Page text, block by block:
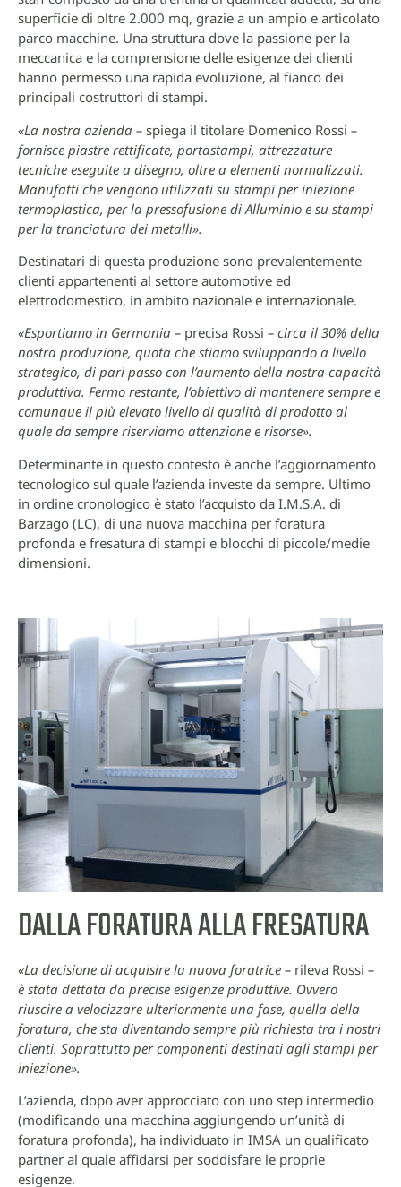
superficie di oltre 2.000 mq, grazie a un ampio e articolato
parco macchine. Una struttura dove la passione per la
meccanica e la comprensione delle esigenze dei clienti
hanno permesso una rapida evoluzione, al fianco dei
principali costruttori di stampi.
«La nostra azienda – spiega il titolare Domenico Rossi –
fornisce piastre rettificate, portastampi, attrezzature
tecniche eseguite a disegno, oltre a elementi normalizzati.
Manufatti che vengono utilizzati su stampi per iniezione
termoplastica, per la pressofusione di Alluminio e su stampi
per la tranciatura dei metalli».
Destinatari di questa produzione sono prevalentemente
clienti appartenenti al settore automotive ed
elettrodomestico, in ambito nazionale e internazionale.
«Esportiamo in Germania – precisa Rossi – circa il 30% della
nostra produzione, quota che stiamo sviluppando a livello
strategico, di pari passo con l’aumento della nostra capacità
produttiva. Fermo restante, l’obiettivo di mantenere sempre e
comunque il più elevato livello di qualità di prodotto al
quale da sempre riserviamo attenzione e risorse».
Determinante in questo contesto è anche l’aggiornamento
tecnologico sul quale l’azienda investe da sempre. Ultimo
in ordine cronologico è stato l’acquisto da I.M.S.A. di
Barzago (LC), di una nuova macchina per foratura
profonda e fresatura di stampi e blocchi di piccole/medie
dimensioni.
DALLA FORATURA ALLA FRESATURA
«La decisione di acquisire la nuova foratrice – rileva Rossi –
è stata dettata da precise esigenze produttive. Ovvero
riuscire a velocizzare ulteriormente una fase, quella della
foratura, che sta diventando sempre più richiesta tra i nostri
clienti. Soprattutto per componenti destinati agli stampi per
iniezione».
L’azienda, dopo aver approcciato con uno step intermedio
(modificando una macchina aggiungendo un’unità di
foratura profonda), ha individuato in IMSA un qualificato
partner al quale affidarsi per soddisfare le proprie
esigenze.